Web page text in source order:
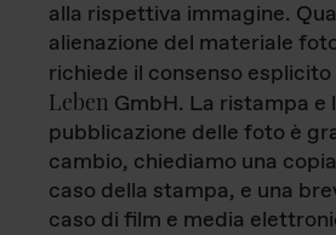
alla rispettiva immagine.
alienazione del materiale
richiede il consenso esplicito
Leben GmbH. La ristampa e
pubblicazione delle foto è
cambio, chiediamo una
caso della stampa, e una
caso di film e media